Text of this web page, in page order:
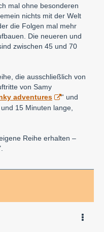
mal ohne besonderen
nichts mit der Welt
die Folgen mal mehr
Die neueren und
zwischen 45 und 70
die ausschließlich von
von Samy
adventures
“ und
15 Minuten lange,
Reihe erhalten –